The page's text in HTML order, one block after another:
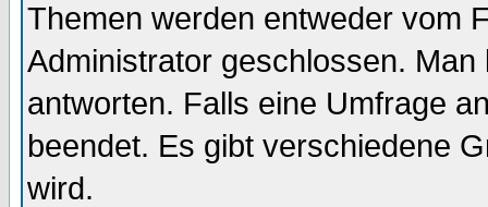
Themen werden entweder vom
Administrator geschlossen.
antworten. Falls eine Umfrage
beendet. Es gibt verschiedene
wird.